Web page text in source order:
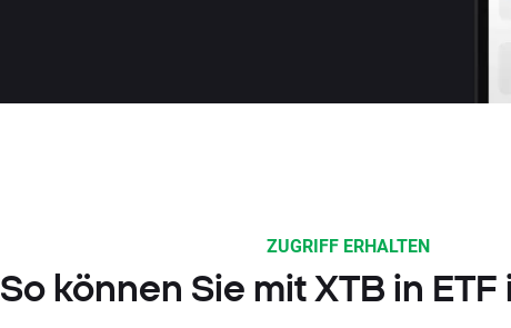
ZUGRIFF ERHALTEN
So können Sie mit XTB in